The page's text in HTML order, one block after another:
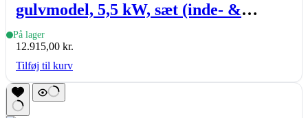
gulvmodel, 5,5 kW, sæt (inde- &
udedel.)
På lager
12.915,00 kr.
Tilføj til kurv